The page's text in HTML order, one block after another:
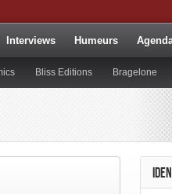
Interviews Humeurs
Bliss Editions Bragelone
Glénat
Panini Comics